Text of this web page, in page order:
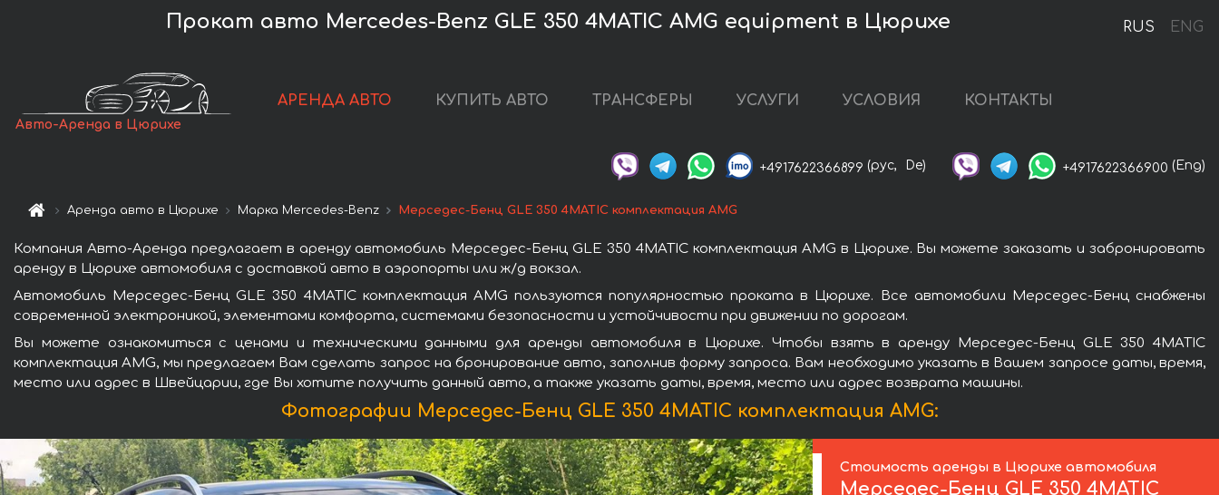
RUS ENG
Прокат авто Mercedes-Benz GLE 350 4MATIC AMG equipment в Цюрихе
Авто-Аренда в Цюрихе
АРЕНДА АВТО КУПИТЬ АВТО ТРАНСФЕРЫ УСЛУГИ УСЛОВИЯ КОНТАКТЫ
+4917622366899 (рус, De) +4917622366900 (Eng)
Аренда авто в Цюрихе Марка Mercedes-Benz Мерседес-Бенц GLE 350 4MATIC комплектация AMG
Компания Авто-Аренда предлагает в аренду автомобиль Мерседес-Бенц GLE 350 4MATIC комплектация AMG в Цюрихе. Вы можете заказать и забронировать
аренду в Цюрихе автомобиля с доставкой авто в аэропорты или ж/д вокзал.
Автомобиль Мерседес-Бенц GLE 350 4MATIC комплектация AMG пользуются популярностью проката в Цюрихе. Все автомобили Мерседес-Бенц снабжены
современной электроникой, элементами комфорта, системами безопасности и устойчивости при движении по дорогам.
Вы можете ознакомиться с ценами и техническими данными для аренды автомобиля в Цюрихе. Чтобы взять в аренду Мерседес-Бенц GLE 350 4MATIC
комплектация AMG, мы предлагаем Вам сделать запрос на бронирование авто, заполнив форму запроса. Вам необходимо указать в Вашем запросе даты, время,
место или адрес в Швейцарии, где Вы хотите получить данный авто, а также указать даты, время, место или адрес возврата машины.
Фотографии Мерседес-Бенц GLE 350 4MATIC комплектация AMG:
Стоимость аренды в Цюрихе автомобиля
Мерседес-Бенц GLE 350 4MATIC